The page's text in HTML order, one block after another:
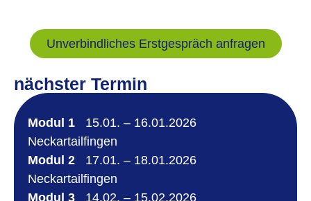
Unverbindliches Erstgespräch anfragen
nächster Termin
Modul 1 15.01. – 16.01.2026
Neckartailfingen
Modul 2 17.01. – 18.01.2026
Neckartailfingen
Modul 3 14.02. – 15.02.2026